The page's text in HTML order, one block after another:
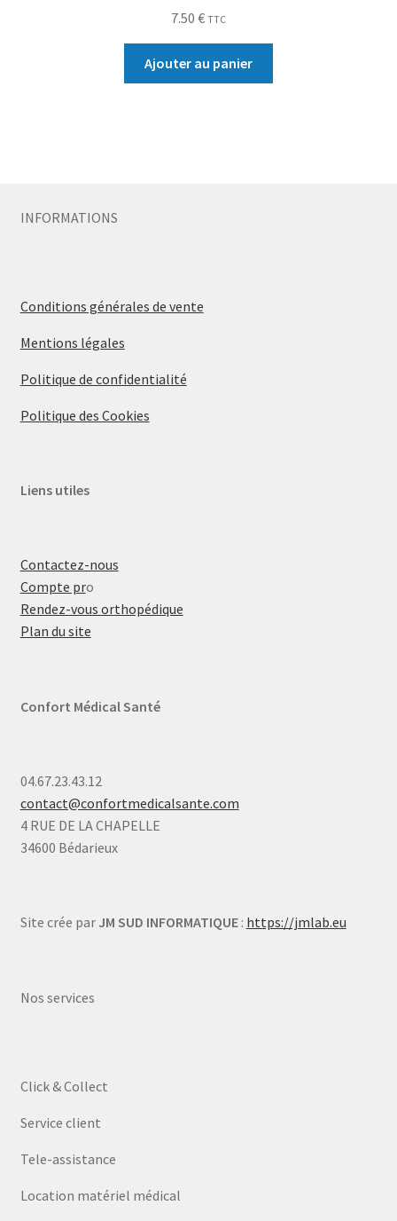
7.50 € TTC
Ajouter au panier
INFORMATIONS
Conditions générales de vente
Mentions légales
Politique de confidentialité
Politique des Cookies
Liens utiles
Contactez-nous
Compte pro
Rendez-vous orthopédique
Plan du site
Confort Médical Santé
04.67.23.43.12
contact@confortmedicalsante.com
4 RUE DE LA CHAPELLE
34600 Bédarieux
Site crée par JM SUD INFORMATIQUE: https://jmlab.eu
Nos services
Click & Collect
Service client
Tele-assistance
Location matériel médical